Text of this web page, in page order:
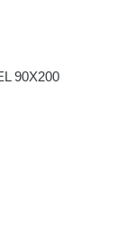
90X200